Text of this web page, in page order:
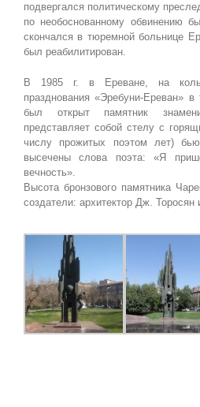
подвергался политическому
по необоснованному обвинению
скончался в тюремной больнице
был реабилитирован.
В 1985 г. в Ереване, на
празднования «Эребуни-Ереван» в
был открыт памятник
представляет собой стелу с
числу прожитых поэтом лет)
высечены слова поэта: «Я
вечность».
Высота бронзового памятника
создатели: архитектор Дж. Торосян